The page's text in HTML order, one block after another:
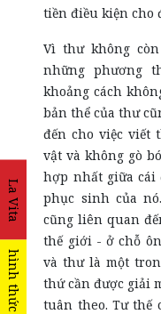
La Vita
hình thức
tiền điều kiện cho
Vì thư không
những phương
khoảng cách
bản thể của thư
đến cho việc viết
vật và không gò
hợp nhất giữa cái
phục sinh của
cũng liên quan
thế giới - ở chỗ
và thư là một
thứ cần được giải
tuân theo. Tư thế